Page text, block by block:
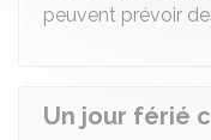
peuvent prévoir
Un jour férié